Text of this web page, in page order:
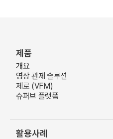
제품
개요
영상 관제 솔루션
제로 (VFM)
슈퍼브 플랫폼
활용사례